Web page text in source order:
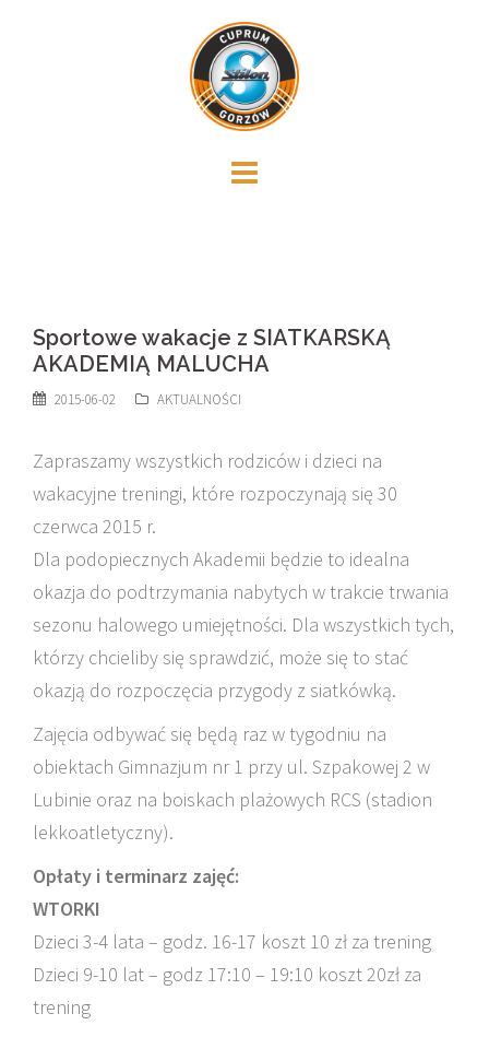
Sportowe wakacje z SIATKARSKĄ
AKADEMIĄ MALUCHA
2015-06-02 AKTUALNOŚCI
Zapraszamy wszystkich rodziców i dzieci na
wakacyjne treningi, które rozpoczynają się 30
czerwca 2015 r.
Dla podopiecznych Akademii będzie to idealna
okazja do podtrzymania nabytych w trakcie trwania
sezonu halowego umiejętności. Dla wszystkich tych,
którzy chcieliby się sprawdzić, może się to stać
okazją do rozpoczęcia przygody z siatkówką.
Zajęcia odbywać się będą raz w tygodniu na
obiektach Gimnazjum nr 1 przy ul. Szpakowej 2 w
Lubinie oraz na boiskach plażowych RCS (stadion
lekkoatletyczny).
Opłaty i terminarz zajęć:
WTORKI
Dzieci 3-4 lata – godz. 16-17 koszt 10 zł za trening
Dzieci 9-10 lat – godz 17:10 – 19:10 koszt 20zł za
trening